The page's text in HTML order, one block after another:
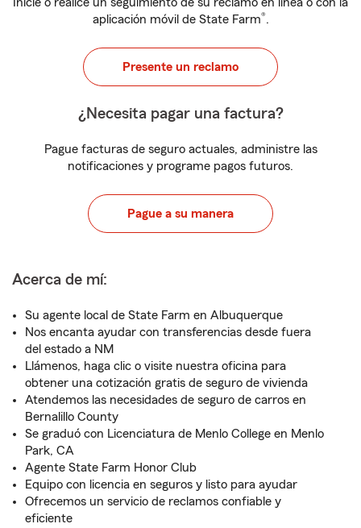
aplicación móvil de State Farm®.
Presente un reclamo
¿Necesita pagar una factura?
Pague facturas de seguro actuales, administre las
notificaciones y programe pagos futuros.
Pague a su manera
Acerca de mí:
Su agente local de State Farm en Albuquerque
Nos encanta ayudar con transferencias desde fuera
del estado a NM
Llámenos, haga clic o visite nuestra oficina para
obtener una cotización gratis de seguro de vivienda
Atendemos las necesidades de seguro de carros en
Bernalillo County
Se graduó con Licenciatura de Menlo College en Menlo
Park, CA
Agente State Farm Honor Club
Equipo con licencia en seguros y listo para ayudar
Ofrecemos un servicio de reclamos confiable y
eficiente